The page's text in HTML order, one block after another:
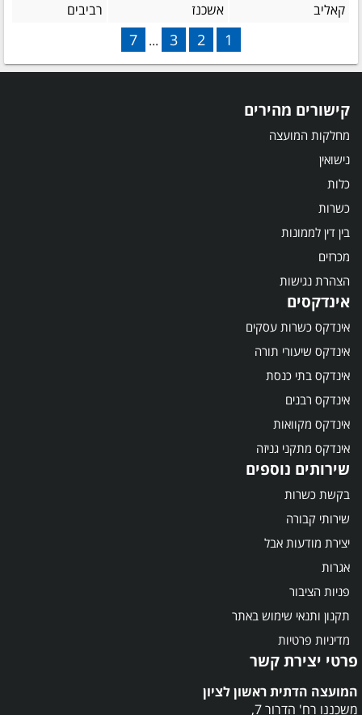
קאליב
אשכנז רביבים
1
2
3
...
7
קישורים מהירים
מחלקות המועצה
נישואין
כלות
כשרות
בין דין לממונות
מכרזים
הצהרת נגישות
אינדקסים
אינדקס כשרות עסקים
אינדקס שיעורי תורה
אינדקס בתי כנסת
אינדקס רבנים
אינדקס מקוואות
אינדקס מתקני גניזה
שירותים נוספים
בקשת כשרות
שירותי קבורה
יצירת מודעות אבל
אגרות
פניות הציבור
תקנון ותנאי שימוש באתר
מדיניות פרטיות
פרטי יצירת קשר
המועצה הדתית ראשון לציון
משכננו רח' הדרור 7,